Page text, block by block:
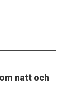
natt och